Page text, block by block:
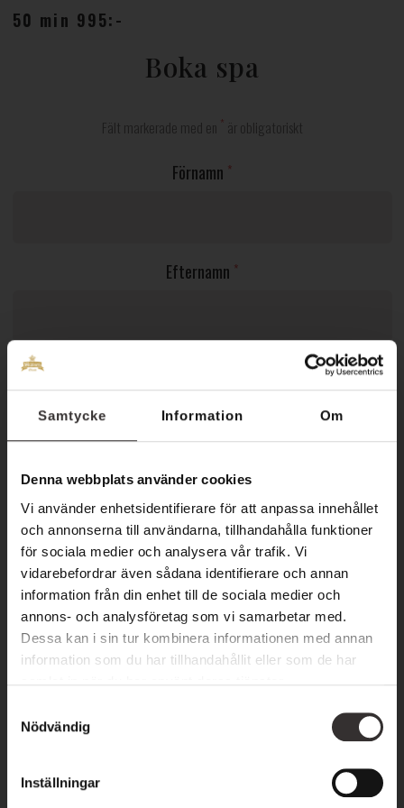
Samtycke Information Om
Denna webbplats använder cookies
Vi använder enhetsidentifierare för att anpassa innehållet
och annonserna till användarna, tillhandahålla funktioner
för sociala medier och analysera vår trafik. Vi
vidarebefordrar även sådana identifierare och annan
information från din enhet till de sociala medier och
annons- och analysföretag som vi samarbetar med.
Dessa kan i sin tur kombinera informationen med annan
information som du har tillhandahållit eller som de har
Nödvändig
Inställningar
50 min 995:-
Boka spa
Fält markerade med en * är obligatoriskt
Förnamn *
Efternamn *
E-post*
Telefon*